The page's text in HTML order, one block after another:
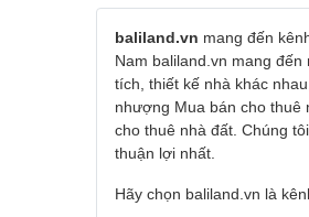
baliland.vn mang đến
Nam baliland.vn mang
tích, thiết kế nhà khác
nhượng Mua bán cho thuê
cho thuê nhà đất. Chúng
thuận lợi nhất.
Hãy chọn baliland.vn là